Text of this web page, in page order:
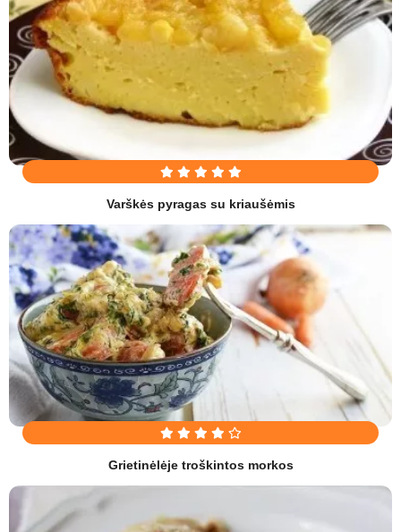
Varškės pyragas su kriaušėmis
Grietinėlėje troškintos morkos